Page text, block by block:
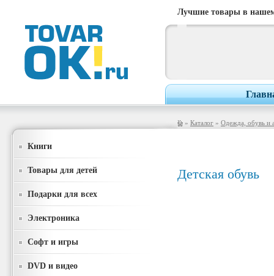
Лучшие товары в
» Каталог » Одежда, обувь и
Книги
Товары для детей
Подарки для всех
Электроника
Софт и игры
DVD и видео
Детская обувь